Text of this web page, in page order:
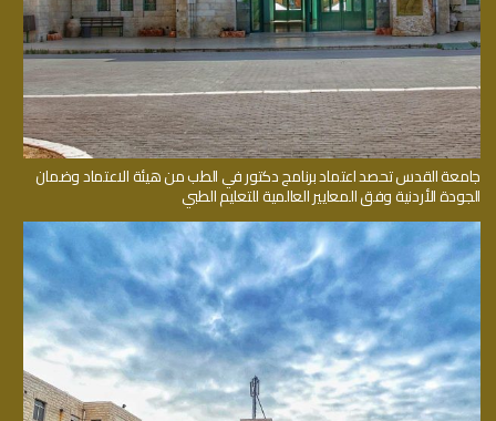
جامعة القدس تحصد اعتماد برنامج دكتور في الطب من هيئة الاعتماد وضمان
الجودة الأردنية وفق المعايير العالمية للتعليم الطبي